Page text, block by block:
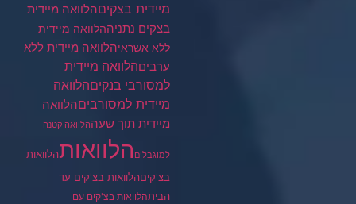
מיידית בצקיםהלוואה מיידית
בצקים נתניההלוואה מיידית
ללא אשראיהלוואה מיידית ללא
ערביםהלוואה מיידית
למסורבי בנקיםהלוואה
מיידית למסורביםהלוואה
מיידית תוך שעההלוואה קטנה
למוגבלים הלוואותהלוואות
בצ'קיםהלוואות בצ'קים עד
הביתהלוואות בצ'קים עם